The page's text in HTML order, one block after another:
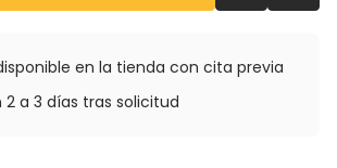
en la tienda con cita previa
2 a 3 días tras solicitud